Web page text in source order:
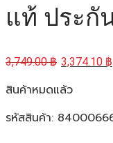
แท้ ประกั
3,749.00฿ 3,374.10 ฿
สินค้าหมดแล้ว
รหัสสินค้า: